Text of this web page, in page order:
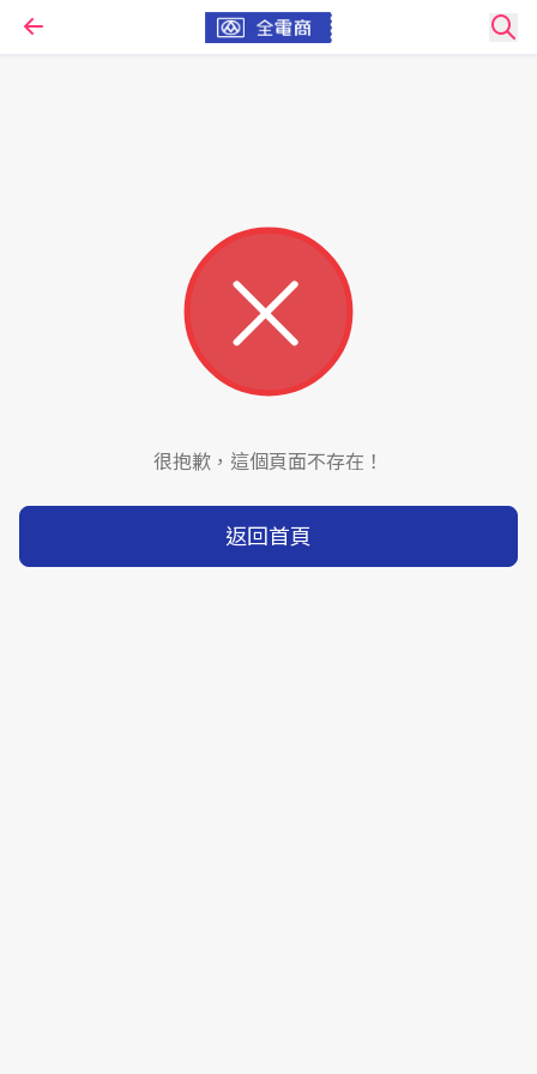
很抱歉，這個頁面不存在！
返回首頁